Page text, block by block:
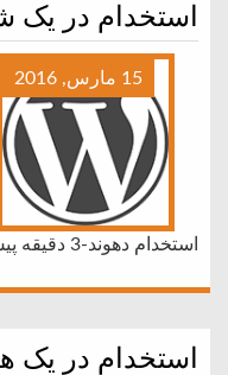
استخدام در
15 مارس, 2016
استخدام دهوند-3 دقیقه پیش اخبار دنیای دیجیتال خبر اسلامی
استخدام در یک